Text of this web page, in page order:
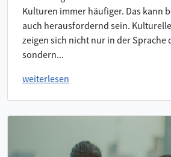
Kulturen immer häufiger. Das kann
auch herausfordernd sein.
zeigen sich nicht nur in der Sprache
sondern...
weiterlesen